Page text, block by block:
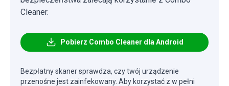
Cleaner.
Pobierz Combo Cleaner dla Android
Bezpłatny skaner sprawdza, czy twój urządzenie
przenośne jest zainfekowany. Aby korzystać z w pełni